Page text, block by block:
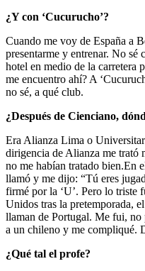
¿Y con ‘Cucurucho’?
Cuando me voy de España a
presentarme y entrenar. No sé
hotel en medio de la carretera
me encuentro ahí? A
no sé, a qué club.
¿Después de Cienciano,
Era Alianza Lima o
dirigencia de Alianza me trató
no me habían tratado bien.En
llamó y me dijo: “Tú eres
firmé por la ‘U’. Pero lo triste
Unidos tras la pretemporada,
llaman de Portugal. Me fui, no
a un chileno y me compliqué.
¿Qué tal el profe?